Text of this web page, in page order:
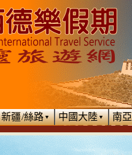
新疆/絲路▼ 中國大陸▼ 南亞